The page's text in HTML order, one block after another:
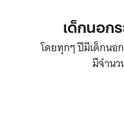
เด็กนอก
โดยทุกๆ ปีมีเด็กนอ
มีจำน